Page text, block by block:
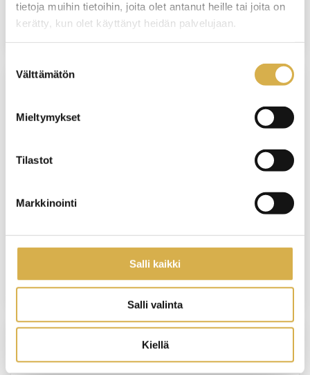
tietoja muihin tietoihin, joita olet antanut heille tai joita on
kerätty, kun olet käyttänyt heidän palvelujaan.
valinta
Välttämätön
Mieltymykset
Tilastot
Markkinointi
Salli kaikki
Salli valinta
Kiellä
4.12.2026
isännöitsijätaitojasi
VIIMEINEN ILMOITTAUTUMISPÄIVÄ